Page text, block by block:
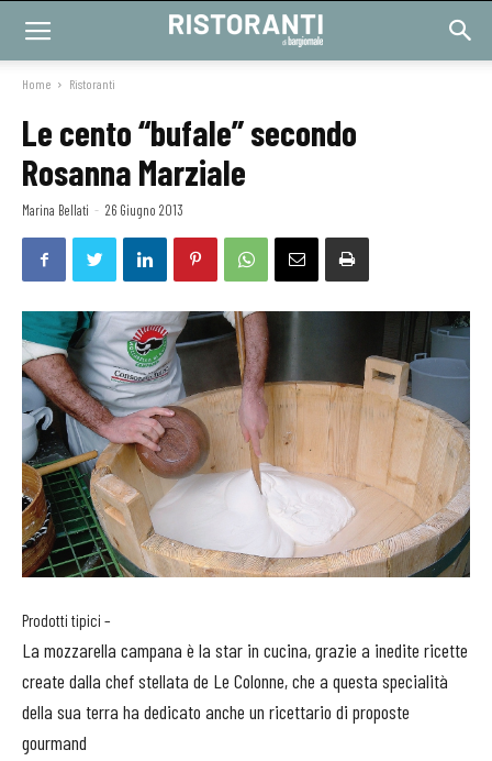
Home Ristoranti
Le cento “bufale” secondo
Rosanna Marziale
Marina Bellati - 26 Giugno 2013
Prodotti tipici –
La mozzarella campana è la star in cucina, grazie a inedite ricette
create dalla chef stellata de Le Colonne, che a questa specialità
della sua terra ha dedicato anche un ricettario di proposte
gourmand